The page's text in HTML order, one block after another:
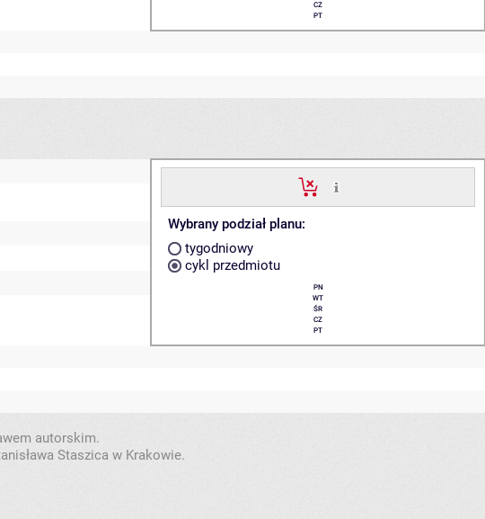
CZ
PT
Wybrany podział planu:
tygodniowy
cykl przedmiotu
PN
WT
ŚR
CZ
PT
autorskim.
Staszica w Krakowie.